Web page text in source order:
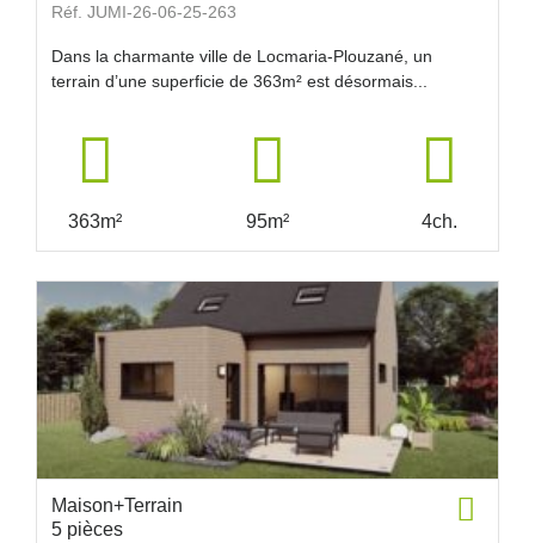
Réf. JUMI-26-06-25-263
Dans la charmante ville de Locmaria-Plouzané, un
terrain d’une superficie de 363m² est désormais...
363m² 95m² 4ch.
Maison+Terrain
5 pièces